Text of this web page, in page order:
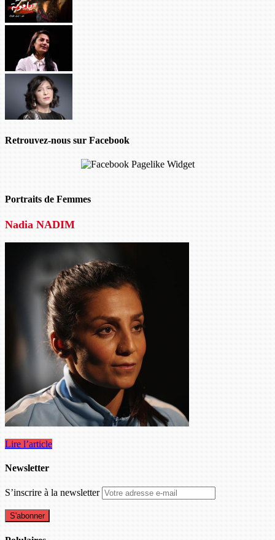
Retrouvez-nous sur Facebook
Portraits de Femmes
Nadia NADIM
Lire l’article
Newsletter
S’inscrire à la newsletter